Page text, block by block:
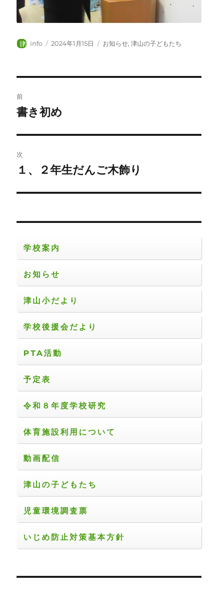
投
info
投
2024年1月15日
カ
お知らせ,津山の子どもたち
稿
ビ
ゲ
ー
ン
前
前
投
稿:
書き初め
次
次
投
１、２年生だんご木飾り
学校案内
お知らせ
津山小だより
学校後援会だより
PTA活動
予定表
令和８年度学校研究
体育施設利用について
動画配信
津山の子どもたち
児童環境調査票
いじめ防止対策基本方針